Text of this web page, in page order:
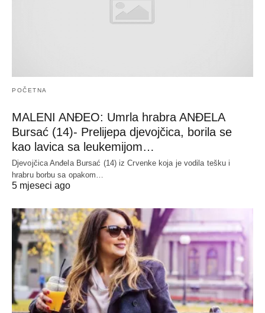
POČETNA
MALENI ANĐEO: Umrla hrabra ANĐELA
Bursać (14)- Prelijepa djevojčica, borila se
kao lavica sa leukemijom…
Djevojčica Anđela Bursać (14) iz Crvenke koja je vodila tešku i
hrabru borbu sa opakom…
5 mjeseci ago